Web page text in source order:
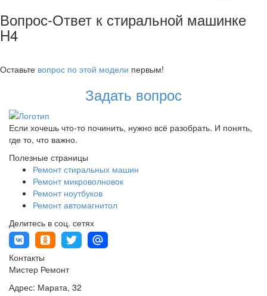
Вопрос-Ответ к стиральной машинке
H4
Оставьте вопрос по этой модели первым!
Задать вопрос
Если хочешь что-то починить, нужно всё разобрать. И понять,
где то, что важно.
Полезные страницы
Ремонт стиральных машин
Ремонт микроволновок
Ремонт ноутбуков
Ремонт автомагнитол
Делитесь в соц. сетях
Контакты
Мистер Ремонт
Адрес: Марата, 32